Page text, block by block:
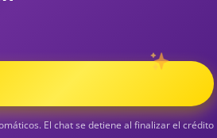
de
El chat se detiene al finalizar el crédito